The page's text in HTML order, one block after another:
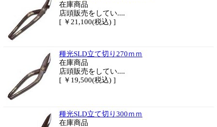
在庫商品
店頭販売をしてい....
[ ￥21,100(税込) ]
種光SLD立て切り270ｍｍ
在庫商品
店頭販売をしてい....
[ ￥19,500(税込) ]
種光SLD立て切り300ｍｍ
在庫商品